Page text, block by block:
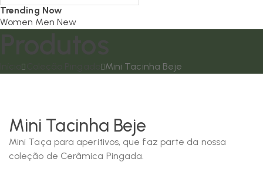
Trending Now
Women Men New
Mini Tacinha Beje
Mini Tacinha Beje
Mini Taça para aperitivos, que faz parte da nossa
coleção de Cerâmica Pingada.